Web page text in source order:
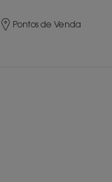
Pontos de Venda